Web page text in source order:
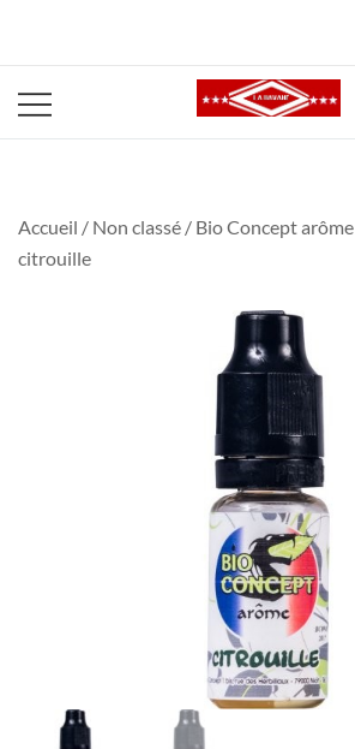
Accueil / Non classé / Bio Concept arôme
citrouille